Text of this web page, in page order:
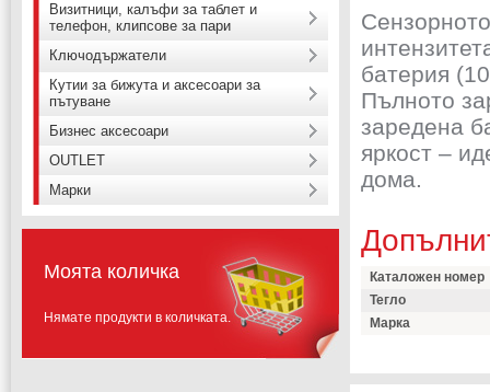
батерия
Пълното
заредена
яркост –
дома.
Каталожен номер
Тегло
Марка
Визитници, калъфи за таблет и
телефон, клипсове за пари
Ключодържатели
Кутии за бижута и аксесоари за
пътуване
Бизнес аксесоари
OUTLET
Марки
Моята количка
Нямате продукти в количката.